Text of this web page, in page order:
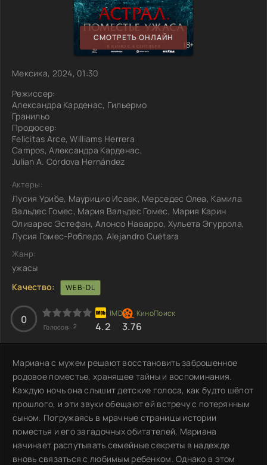
СМОТРЕТЬ ОНЛАЙН
Мексика, 2024, 01:30
Режиссер:
Александра Карденас, Гильермо
Гранильо
Продюсер:
Felicitas Arce, Williams Herrera
Campos, Александра Карденас,
Julian A. Córdova Hernández
Актеры:
Лусия Урибе, Маурицио Исаак, Мерседес Олеа, Камила
Вальдес Гомес, Мария Вальдес Гомес, Мария Карин
Оливарес Эстефан, Алонсо Наварро, Хульета Эгуррола,
Лусия Гомес-Робледо, Alejandro Cuétara
Жанр:
ужасы
Качество:
WEB-DL
0
Голосов: 2 4.2 3.76
Мариана с мужем решают восстановить заброшенное
родовое поместье, хранящее тайны и воспоминания.
Каждую ночь она слышит детские голоса, как будто шёпот
прошлого, и эти звуки обещают ей встречу с потерянным
сыном. Погружаясь в мрачные страницы истории
поместья и его загадочных обитателей, Мариана
начинает распутывать семейные секреты в надежде
вновь связаться с любимым ребенком. Однако в этом